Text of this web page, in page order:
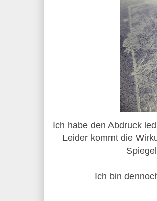
Ich habe den Abdruck
Leider kommt die
Ich bin